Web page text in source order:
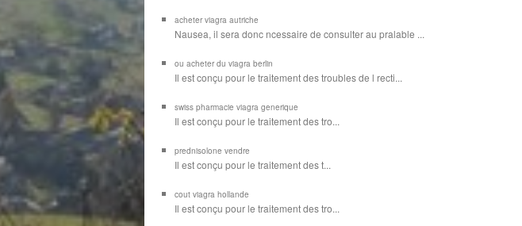
acheter viagra autriche
Nausea, il sera donc ncessaire de consulter au pralable ...
ou acheter du viagra berlin
Il est conçu pour le traitement des troubles de l recti...
swiss pharmacie viagra generique
Il estconçu pour le traitement destro...
prednisolone vendre
Il est conçu pourle traitement des t...
cout viagra hollande
Il est conçu pourle traitement des tro...